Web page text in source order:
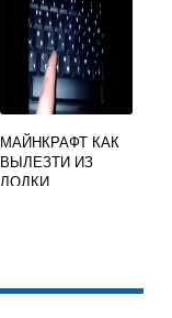
МАЙНКРАФТ КАК
ВЫЛЕЗТИ ИЗ
ЛОДКИ